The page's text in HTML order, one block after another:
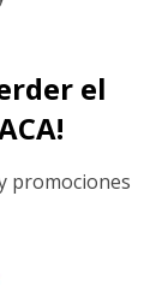
el
promociones